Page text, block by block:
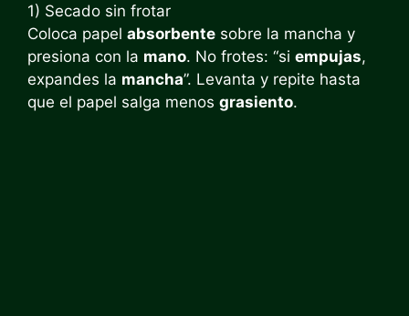
1) Secado sin frotar
Coloca papel absorbente sobre la mancha y
presiona con la mano. No frotes: “si empujas,
expandes la mancha”. Levanta y repite hasta
que el papel salga menos grasiento.